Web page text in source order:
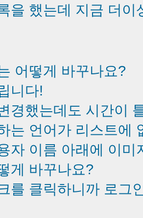
을 했는데 지금 더이
어떻게 바꾸나요?
니다!
경했는데도 시간이
는 언어가 리스트에
자 이름 아래에 이미
게 바꾸나요?
를 클릭하니까 로그